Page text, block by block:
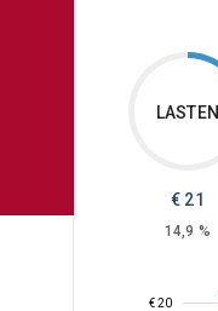
LASTEN
€ 21
14,9 %
€ 20